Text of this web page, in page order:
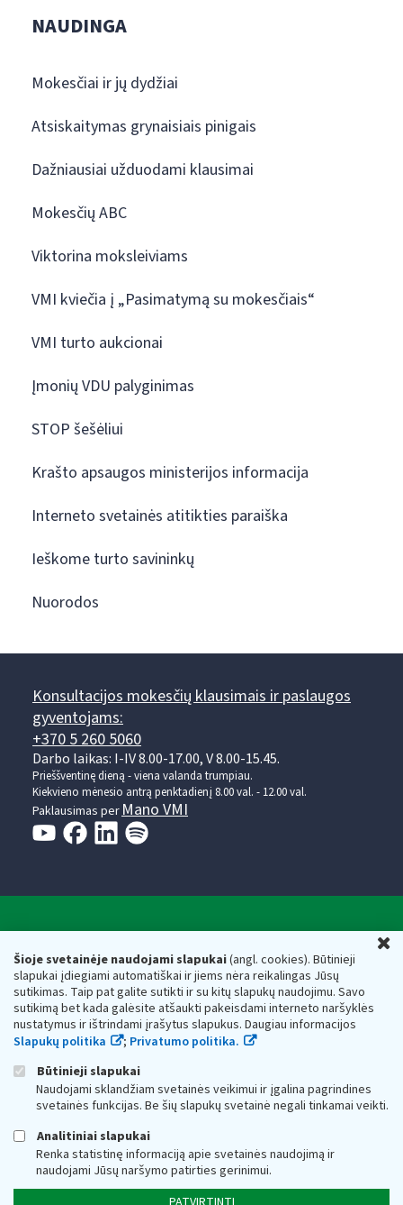
Šioje svetainėje naudojami slapukai(angl. cookies). Būtinieji
slapukai įdiegiami automatiškai ir jiems nėra reikalingas Jūsų
sutikimas. Taip pat galite sutikti ir su kitų slapukų naudojimu. Savo
sutikimą bet kada galėsite atšaukti pakeisdami interneto naršyklės
nustatymus ir ištrindami įrašytus slapukus. Daugiau informacijos
Slapukų politika
; Privatumo politika.
Būtinieji slapukai
Naudojami sklandžiam svetainės veikimui ir įgalina pagrindines
svetainės funkcijas. Be šių slapukų svetainė negali tinkamai veikti.
Analitiniai slapukai
Renka statistinę informaciją apie svetainės naudojimą ir
naudojami Jūsų naršymo patirties gerinimui.
NAUDINGA
Mokesčiai ir jų dydžiai
Atsiskaitymas grynaisiais pinigais
Dažniausiai užduodami klausimai
Mokesčių ABC
Viktorina moksleiviams
VMI kviečia į „Pasimatymą su mokesčiais“
VMI turto aukcionai
Įmonių VDU palyginimas
STOP šešėliui
Krašto apsaugos ministerijos informacija
Interneto svetainės atitikties paraiška
Ieškome turto savininkų
Nuorodos
Konsultacijos mokesčių klausimais ir paslaugos
gyventojams:
+370 5 260 5060
Darbo laikas: I-IV 8.00-17.00, V 8.00-15.45.
Prieššventinę dieną - viena valanda trumpiau.
Kiekvieno mėnesio antrą penktadienį 8.00 val. - 12.00 val.
Paklausimas per Mano VMI
Respublikos finansų ministerijos
Biudžetinė įstaiga. Juridinio asmens kodas — 188659752,
adresas: Vasario 16-osios g. 14, 01107 Vilnius, Lietuva, el.paštas:
vmi@vmi.lt, E. pristatymo dėžutės adresas 188659752
Duomenys apie Valstybinę mokesčių inspekciją prie Lietuvos
Respublikos finansų ministerijos kaupiami ir saugomi Juridinių